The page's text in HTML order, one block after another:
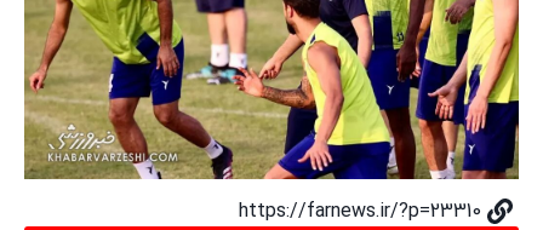
https://farnews.ir/?p=23310